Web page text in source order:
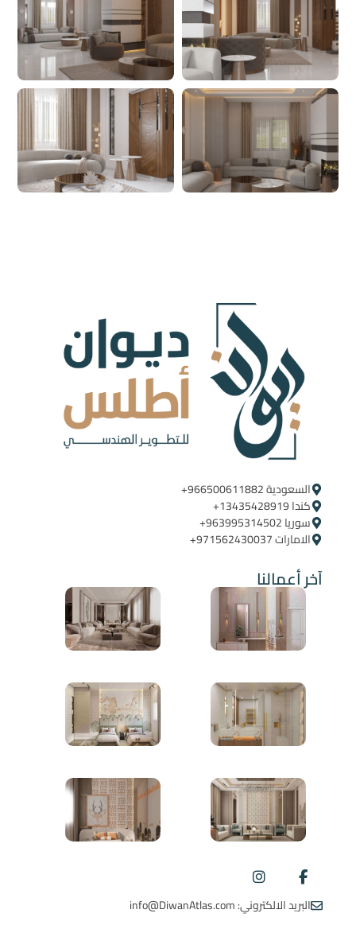
السعودية ‪+966500611882‬ ‪ ‪
كندا ‪+13435428919
سوريا ‪+963995314502
الامارات ‪+971562430037
آخر أعمالنا
البريد الالكتروني: info@DiwanAtlas.com